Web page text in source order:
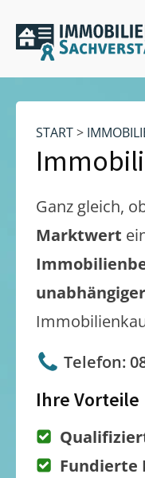
START>
Ganz gleich,
Marktwert
Telefon:
Ihre Vorteile
Fundierte